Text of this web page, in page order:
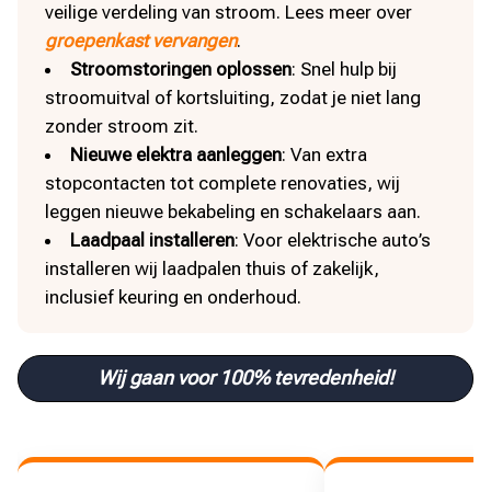
veilige verdeling van stroom. Lees meer over
groepenkast vervangen.
Stroomstoringen oplossen: Snel hulp bij
stroomuitval of kortsluiting, zodat je niet lang
zonder stroom zit.
Nieuwe elektra aanleggen: Van extra
stopcontacten tot complete renovaties, wij
leggen nieuwe bekabeling en schakelaars aan.
Laadpaal installeren: Voor elektrische auto’s
installeren wij laadpalen thuis of zakelijk,
inclusief keuring en onderhoud.
Wij gaan voor 100% tevredenheid!